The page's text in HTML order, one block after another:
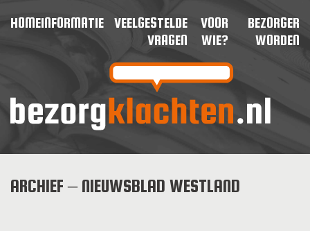
HOMEINFORMATIE
VEELGESTELDE
VRAGEN
VOOR
WIE?
BEZORGER
WORDEN
ARCHIEF – NIEUWSBLAD WESTLAND